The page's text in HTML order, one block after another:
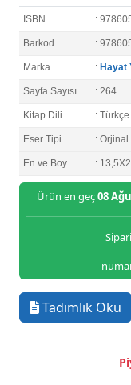
ISBN :
Barkod :
Marka : Hayat
Sayfa Sayısı : 264
Kitap Dili : Türkçe
Eser Tipi : Orjinal
En ve Boy :
Ürün en geç08
Tadımlık Oku